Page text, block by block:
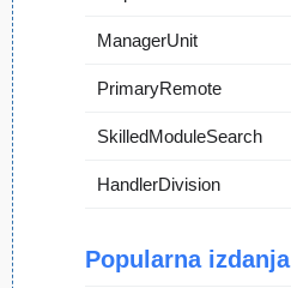
ManagerUnit
PrimaryRemote
SkilledModuleSearch
HandlerDivision
Popularna izdanja